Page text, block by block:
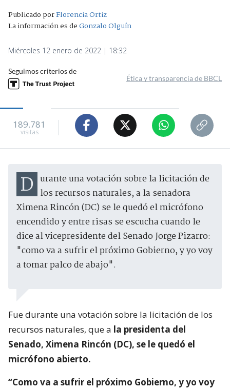
Publicado porFlorencia Ortiz
La información es deGonzalo Olguín
Miércoles 12 enero de 2022 | 18:32
Seguimos criterios de
Ética y transparencia de BBCL
189.781
visitas
Durante una votación sobre la licitación de los recursos naturales, a la senadora
Ximena Rincón (DC) se le quedó el micrófono
encendido y entre risas se escucha cuando le
dice al vicepresidente del Senado Jorge Pizarro:
"como va a sufrir el próximo Gobierno, y yo voy
a tomar palco de abajo".
Fue durante una votación sobre la licitación de los
recursos naturales, que a la presidenta del
Senado, Ximena Rincón (DC), se le quedó el
micrófono abierto.
“Como va a sufrir el próximo Gobierno, y yo voy